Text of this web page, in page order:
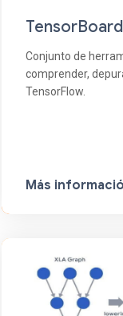
TensorBoard
Conjunto de
comprender,
TensorFlow.
Más